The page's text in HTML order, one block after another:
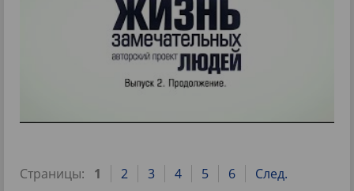
Страницы: 1 2 3 4 5 6 След.